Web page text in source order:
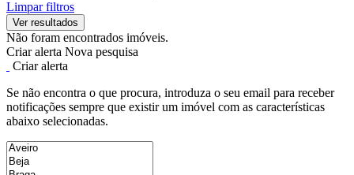
Limpar filtros
Não foram encontrados imóveis.
Criar alerta Nova pesquisa
Criar alerta
Se não encontra o que procura, introduza o seu email para receber
notificações sempre que existir um imóvel com as características
abaixo selecionadas.